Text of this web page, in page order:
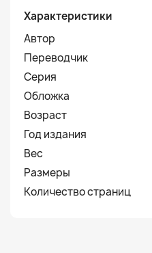
Характеристики
Автор
Переводчик
Серия
Обложка
Возраст
Год издания
Вес
Размеры
Количество страниц